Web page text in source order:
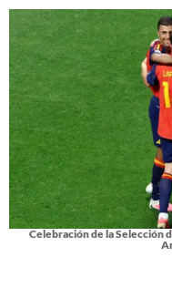
Celebración de la Selección